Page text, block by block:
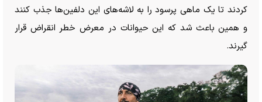
کردند تا یک ماهی پرسود را به لاشه‌های این دلفین‌ها جذب کنند
و همین باعث شد که این حیوانات در معرض خطر انقراض قرار
گیرند.